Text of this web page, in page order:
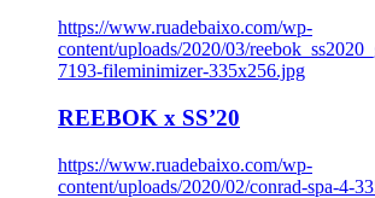
https://www.ruadebaixo.com/wp-
content/uploads/2020/03/
7193-fileminimizer-335x256.jpg
REEBOK x SS’20
https://www.ruadebaixo.com/wp-
content/uploads/2020/02/conrad-spa-4-